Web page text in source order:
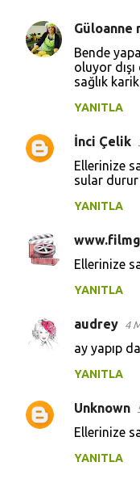
Güloanne
Bende
oluyor dışı
sağlık
YANITLA
İnci Çelik
Ellerinize
sular
YANITLA
Ellerinize
YANITLA
audrey 4
ay yapıp
YANITLA
Unknown
Ellerinize
YANITLA